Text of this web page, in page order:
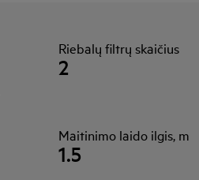
Riebalų filtrų skaičius
2
Maitinimo laido ilgis, m
1.5